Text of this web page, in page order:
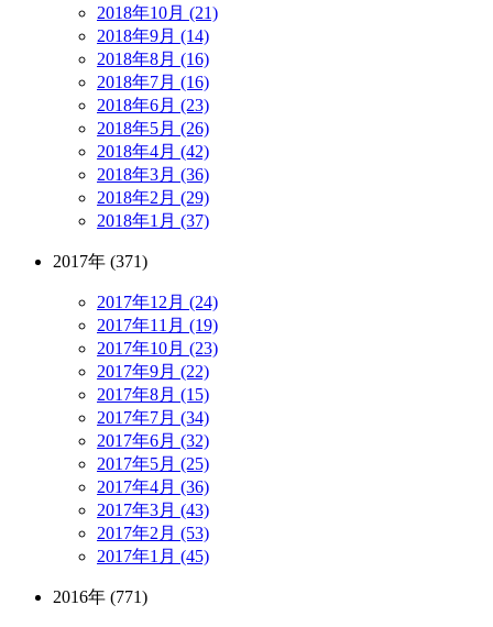
2018年10月 (21)
2018年9月 (14)
2018年8月 (16)
2018年7月 (16)
2018年6月 (23)
2018年5月 (26)
2018年4月 (42)
2018年3月 (36)
2018年2月 (29)
2018年1月 (37)
2017年 (371)
2017年12月 (24)
2017年11月 (19)
2017年10月 (23)
2017年9月 (22)
2017年8月 (15)
2017年7月 (34)
2017年6月 (32)
2017年5月 (25)
2017年4月 (36)
2017年3月 (43)
2017年2月 (53)
2017年1月 (45)
2016年 (771)